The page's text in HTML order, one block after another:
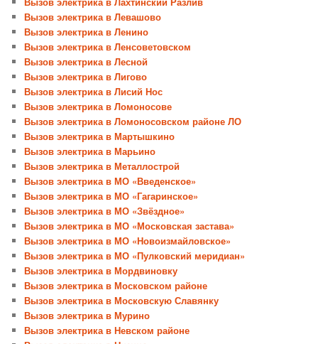
Вызов электрика в Левашово
Вызов электрика в Ленино
Вызов электрика в Ленсоветовском
Вызов электрика в Лесной
Вызов электрика в Лигово
Вызов электрика в Лисий Нос
Вызов электрика в Ломоносове
Вызов электрика в Ломоносовском районе ЛО
Вызов электрика в Мартышкино
Вызов электрика в Марьино
Вызов электрика в Металлострой
Вызов электрика в МО «Введенское»
Вызов электрика в МО «Гагаринское»
Вызов электрика в МО «Звёздное»
Вызов электрика в МО «Московская застава»
Вызов электрика в МО «Новоизмайловское»
Вызов электрика в МО «Пулковский меридиан»
Вызов электрика в Мордвиновку
Вызов электрика в Московском районе
Вызов электрика в Московскую Славянку
Вызов электрика в Мурино
Вызов электрика в Невском районе